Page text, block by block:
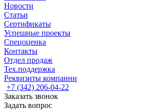
Новости
Статьи
Сертификаты
Успешные проекты
Спецоценка
Контакты
Отдел продаж
Тех.поддержка
Реквизиты компании
+7 (342) 206-04-22
Заказать звонок
Задать вопрос